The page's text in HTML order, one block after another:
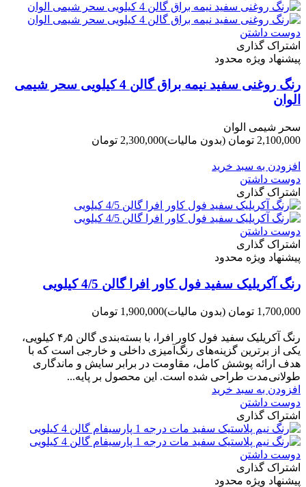
دوست داشتن
اشتراک گذاری
پیشنهاد ویژه محدود
رنگ روغنی سفید نیمه براق گالن 4 کیلویی سحر شیمی
الوان
سحر شیمی الوان
2,100,000 تومان
(بدون مالیات)2,300,000 تومان
افزودن به سبد خرید
دوست داشتن
اشتراک گذاری
دوست داشتن
اشتراک گذاری
پیشنهاد ویژه محدود
رنگ آکریلیک سفید فول کاور افرا گالن 4/5 کیلویی
1,700,000 تومان (بدون مالیات)1,900,000 تومان
رنگ آکریلیک سفید فول کاور افرا، با بسته‌بندی گالن ۴٫۵ کیلویی،
یکی از برترین گزینه‌های رنگ‌آمیزی داخلی و خارجی است که با
هدف ارائه پوشش کامل، مقاومت در برابر سایش و ماندگاری
طولانی‌مدت طراحی شده است. این محصول بر پایه...
افزودن به سبد خرید
دوست داشتن
اشتراک گذاری
دوست داشتن
اشتراک گذاری
پیشنهاد ویژه محدود